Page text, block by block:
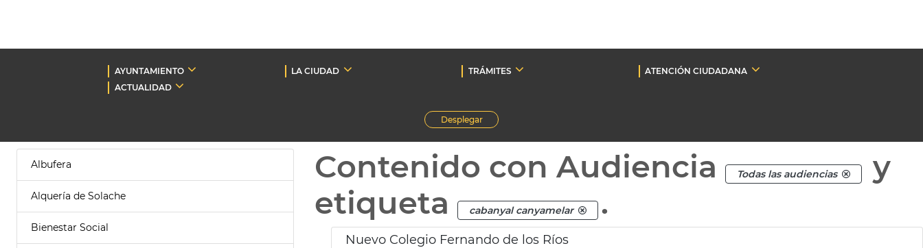
AYUNTAMIENTO LA CIUDAD TRÁMITES
ATENCIÓN CIUDADANA
ACTUALIDAD
Desplegar
Albufera
Alquería de Solache
Bienestar Social
Contenido con Audiencia Todas las audiencias
y
etiqueta
cabanyal canyamelar .
Nuevo Colegio Fernando de los Ríos